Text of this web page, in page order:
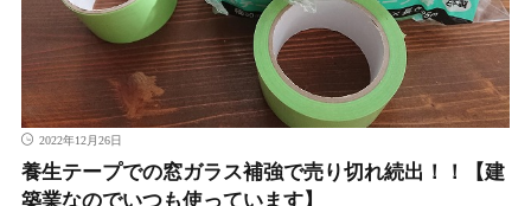
2022年12月26日
養生テープでの窓ガラス補強で売り切れ続出！！【建
築業なのでいつも使っています】